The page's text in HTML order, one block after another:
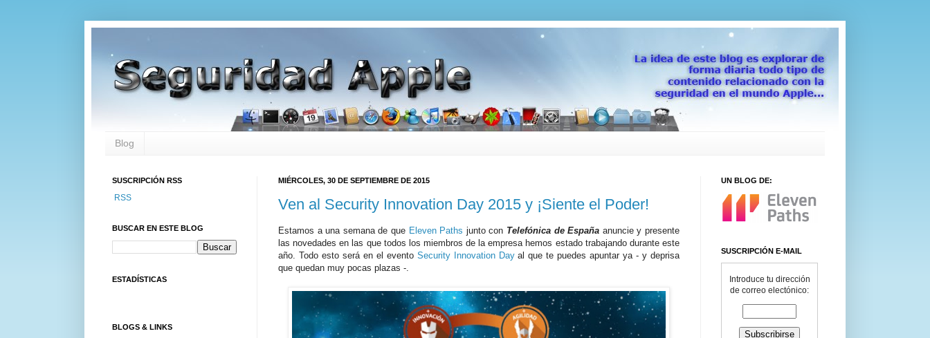
Blog
MIÉRCOLES, 30 DE SEPTIEMBRE DE 2015
Ven al Security Innovation Day 2015 y ¡Siente el Poder!
Estamos a una semana de que Eleven Paths junto con Telefónica de España anuncie y presente
las novedades en las que todos los miembros de la empresa hemos estado trabajando durante este
año. Todo esto será en el evento Security Innovation Dayal que te puedes apuntar ya - y deprisa
que quedan muy pocas plazas -.
SUSCRIPCIÓN RSS
RSS
BUSCAR EN ESTE BLOG
ESTADÍSTICAS
BLOGS & LINKS
UN BLOG DE:
SUSCRIPCIÓN E-MAIL
Introduce tu dirección
de correo electónico: